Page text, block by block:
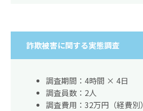
詐欺被害に関する実態調査
調査期間：4時間 × 4日
調査員数：2人
調査費用：32万円（経費別）